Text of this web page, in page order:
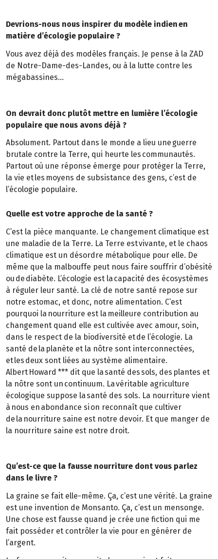
Devrions-nous nous inspirer du modèle indien en
matière d’écologie populaire ?
Vous avez déjà des modèles français. Je pense à la ZAD
de Notre-Dame-des-Landes, ou à la lutte contre les
mégabassines…
On devrait donc plutôt mettre en lumière l’écologie
populaire que nous avons déjà ?
Absolument. Partout dans le monde a lieu une guerre
brutale contre la Terre, qui heurte les communautés.
Partout où une réponse émerge pour protéger la Terre,
la vie et les moyens de subsistance des gens, c’est de
l’écologie populaire.
Quelle est votre approche de la santé ?
C’est la pièce manquante. Le changement climatique est
une maladie de la Terre. La Terre est vivante, et le chaos
climatique est un désordre métabolique pour elle. De
même que la malbouffe peut nous faire souffrir d’obésité
ou de diabète. L’écologie est la capacité des écosystèmes
à réguler leur santé. La clé de notre santé repose sur
notre estomac, et donc, notre alimentation. C’est
pourquoi la nourriture est la meilleure contribution au
changement quand elle est cultivée avec amour, soin,
dans le respect de la biodiversité et de l’écologie. La
santé de la planète et la nôtre sont interconnectées,
et les deux sont liées au système alimentaire.
Albert Howard *** dit que la santé des sols, des plantes et
la nôtre sont un continuum. La véritable agriculture
écologique suppose la santé des sols. La nourriture vient
à nous en abondance si on reconnaît que cultiver
de la nourriture saine est notre devoir. Et que manger de
la nourriture saine est notre droit.
Qu’est-ce que la fausse nourriture dont vous parlez
dans le livre ?
La graine se fait elle-même. Ça, c’est une vérité. La graine
est une invention de Monsanto. Ça, c’est un mensonge.
Une chose est fausse quand je crée une fiction qui me
fait posséder et contrôler la vie pour en générer de
l’argent.